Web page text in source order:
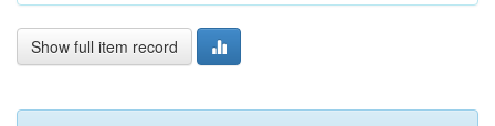
Show full item record